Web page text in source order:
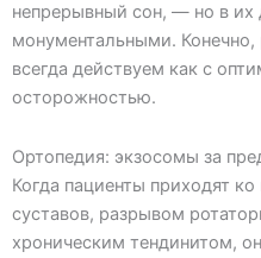
непрерывный сон, — но в их
монументальными.
всегда действуем как с
осторожностью.
Ортопедия: экзосомы за
Когда пациенты приходят
суставов, разрывом
хроническим тендинитом,